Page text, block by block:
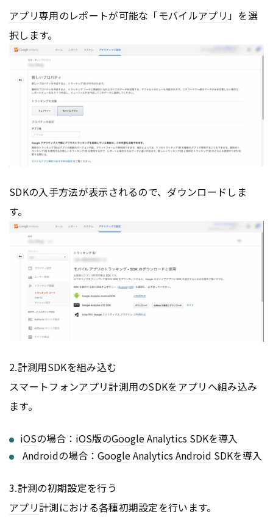
アプリ専用のレポートが可能な「モバイルアプリ」を選
択します。
SDKの入手方法が表示されるので、ダウンロードしま
す。
2.計測用SDKを組み込む
スマートフォンアプリ計測用のSDKをアプリ へ組み込み
ます。
iOSの場合：iOS版のGoogleAnalytics SDKを導入
Androidの場合： GoogleAnalyticsAndroid SDKを導入
3.計測の初期設定を行う
アプリ計測における各種初期設定を行います。